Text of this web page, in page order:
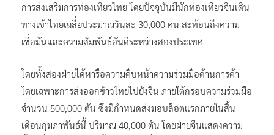
การส่งเสริมการท่องเที่ยวไทย โดยปัจจุบันมีนักท่องเที่ยวจีนเดิน
ทางเข้าไทยเฉลี่ยประมาณวันละ 30,000 คน สะท้อนถึงความ
เชื่อมั่นและความสัมพันธ์อันดีระหว่างสองประเทศ
โดยทั้งสองฝ่ายได้หารือความคืบหน้าความร่วมมือด้านการค้า
โดยเฉพาะการส่งออกข้าวไทยไปยังจีน ภายใต้กรอบความร่วมมือ
จำนวน 500,000 ตัน ซึ่งมีกำหนดส่งมอบล็อตแรกภายในสิ้น
เดือนกุมภาพันธ์นี้ ปริมาณ 40,000 ตัน โดยฝ่ายจีนแสดงความ